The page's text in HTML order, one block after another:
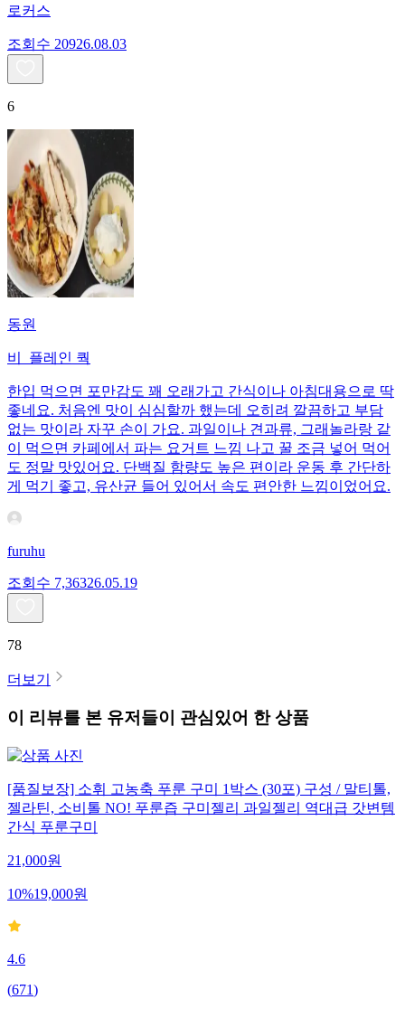
로커스
조회수 20926.08.03
6
동원
비_플레인 쿽
한입 먹으면 포만감도 꽤 오래가고 간식이나 아침대용으로 딱
좋네요. 처음엔 맛이 심심할까 했는데 오히려 깔끔하고 부담
없는 맛이라 자꾸 손이 가요. 과일이나 견과류, 그래놀라랑 같
이 먹으면 카페에서 파는 요거트 느낌 나고 꿀 조금 넣어 먹어
도 정말 맛있어요. 단백질 함량도 높은 편이라 운동 후 간단하
게 먹기 좋고, 유산균 들어 있어서 속도 편안한 느낌이었어요.
furuhu
조회수 7,36326.05.19
78
더보기
이 리뷰를 본 유저들이 관심있어 한 상품
[품질보장] 소휘 고농축 푸룬 구미 1박스 (30포) 구성 / 말티톨,
젤라틴, 소비톨 NO! 푸룬즙 구미젤리 과일젤리 역대급 갓변템
간식 푸룬구미
21,000원
10%19,000원
4.6
(671)